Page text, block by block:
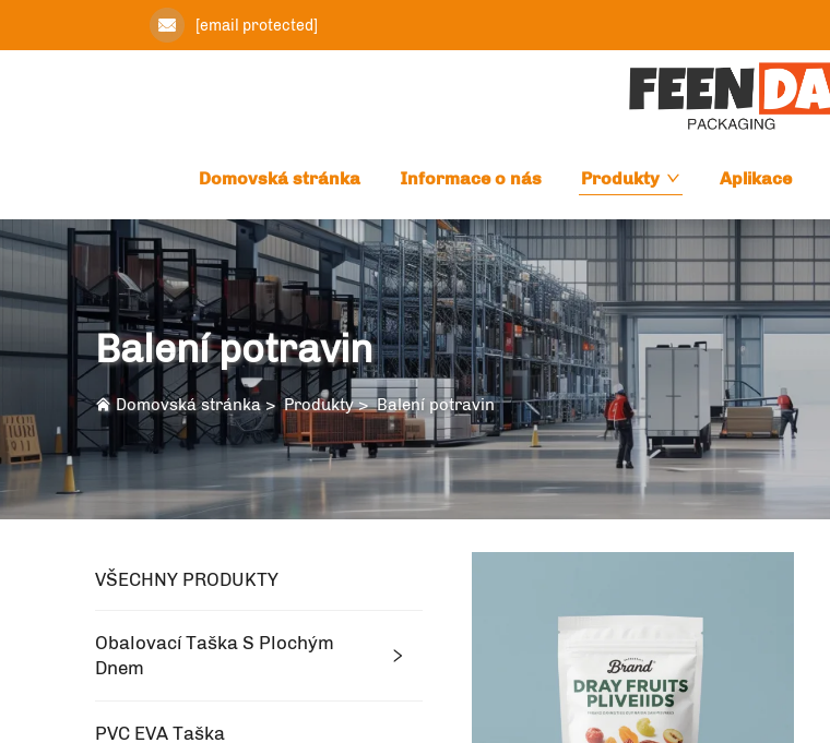
[email protected]
Domovská stránka Informace o nás Produkty Aplikace
Balení potravin
Domovská stránka>Produkty>Balení potravin
VŠECHNY PRODUKTY
Obalovací Taška S Plochým
Dnem
PVC EVA Taška